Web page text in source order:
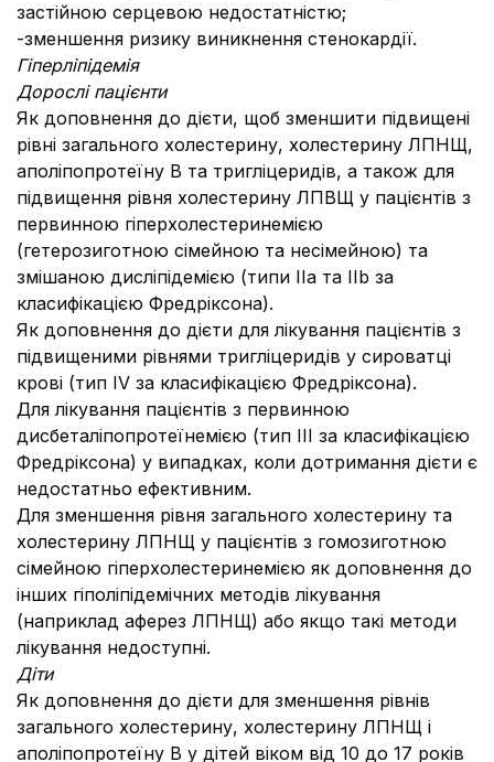
застійною серцевою недостатністю;
-зменшення ризику виникнення стенокардії.
Гіперліпідемія
Дорослі пацієнти
Як доповнення до дієти, щоб зменшити підвищені
рівні загального холестерину, холестерину ЛПНЩ,
аполіпопротеїну В та тригліцеридів, а також для
підвищення рівня холестерину ЛПВЩ у пацієнтів з
первинною гіперхолестеринемією
(гетерозиготною сімейною та несімейною) та
змішаною дисліпідемією (типи IIa та IIb за
класифікацією Фредріксона).
Як доповнення до дієти для лікування пацієнтів з
підвищеними рівнями тригліцеридів у сироватці
крові (тип IV за класифікацією Фредріксона).
Для лікування пацієнтів з первинною
дисбеталіпопротеїнемією (тип III за класифікацією
Фредріксона) у випадках, коли дотримання дієти є
недостатньо ефективним.
Для зменшення рівня загального холестерину та
холестерину ЛПНЩ у пацієнтів з гомозиготною
сімейною гіперхолестеринемією як доповнення до
інших гіполіпідемічних методів лікування
(наприклад аферез ЛПНЩ) або якщо такі методи
лікування недоступні.
Діти
Як доповнення до дієти для зменшення рівнів
загального холестерину, холестерину ЛПНЩ і
аполіпопротеїну В у дітей віком від 10 до 17 років